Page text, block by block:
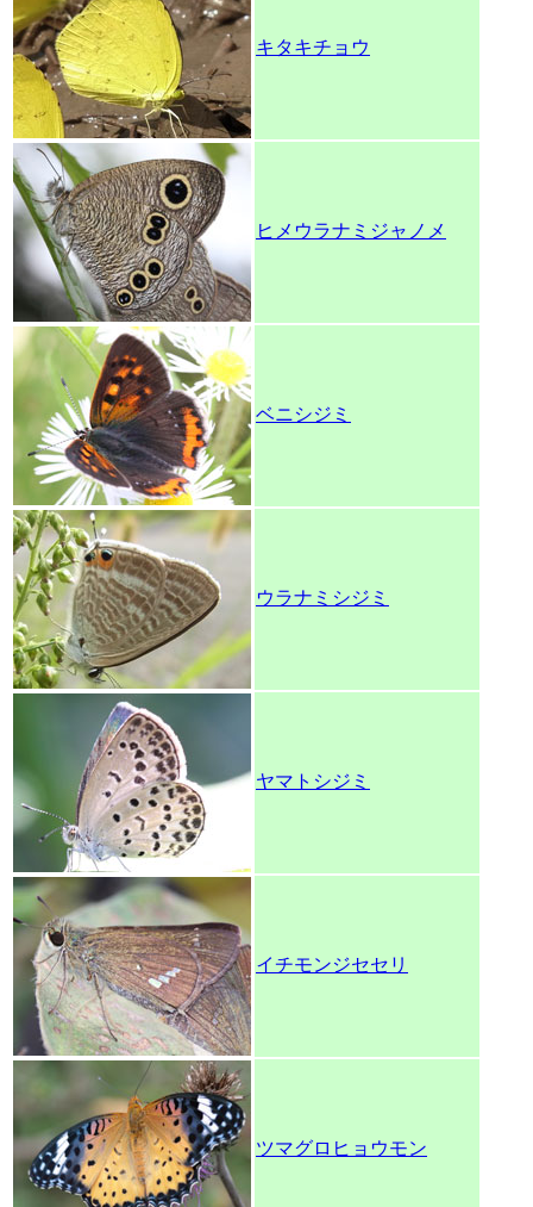
キタキチョウ
ヒメウラナミジャノメ
ベニシジミ
ウラナミシジミ
ヤマトシジミ
イチモンジセセリ
ツマグロヒョウモン